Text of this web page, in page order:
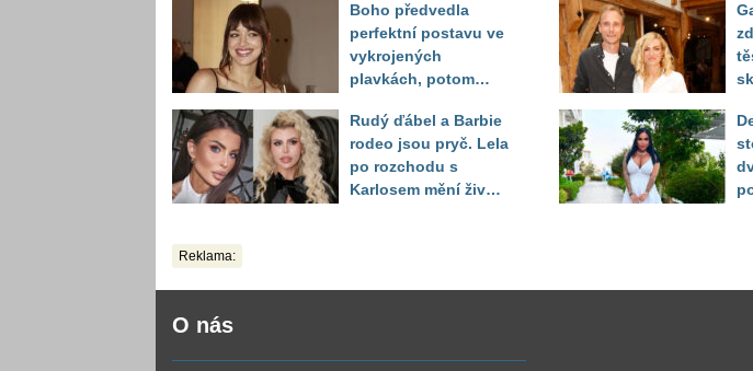
Boho předvedla
perfektní postavu ve
vykrojených
plavkách, potom
těla
Rudý ďábel a Barbie
rodeo jsou pryč. Lela
po rozchodu s
Karlosem mění život i
Reklama:
O nás